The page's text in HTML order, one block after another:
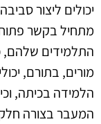
יכולים ליצור
מתחיל בקשר
התלמידים שלהם,
מורים, בתורם,
הלמידה בכיתה,
המעבר בצורה